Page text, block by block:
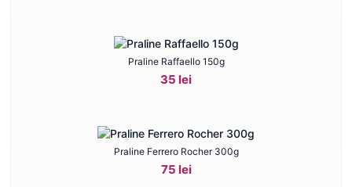
Praline Raffaello 150g
35 lei
Praline Ferrero Rocher 300g
75 lei